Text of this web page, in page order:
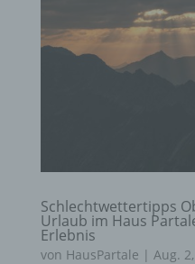
Schlechtwettertipps
Urlaub im Haus
Erlebnis
von HausPartale | Aug.